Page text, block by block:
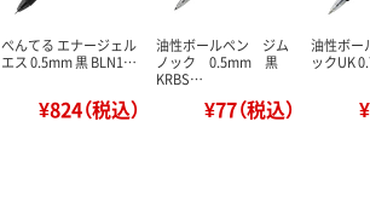
ぺんてる エナージェル
エス 0.5mm 黒 BLN1…
¥824（税込）
油性ボールペン ジム
ノック 0.5mm 黒
KRBS…
¥77（税込）
油性ボー
ックUK